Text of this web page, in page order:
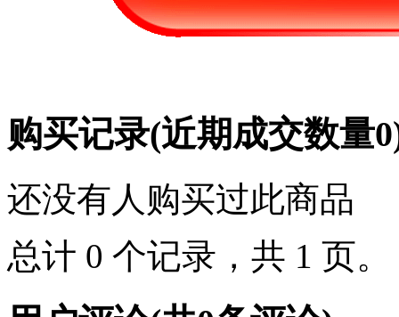
购买记录(近期成交数量0
还没有人购买过此商品
总计 0 个记录，共 1 页。